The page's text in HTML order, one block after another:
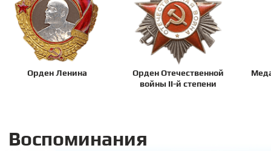
Орден Ленина
Орден Отечественной
войны II-й степени
Воспоминания